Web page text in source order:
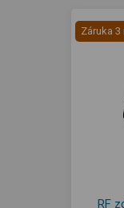
Záruka 3
RF